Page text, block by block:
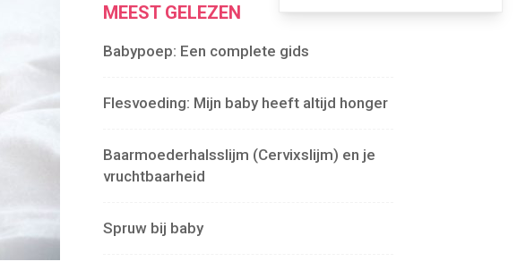
MEEST GELEZEN
Babypoep: Een complete gids
Flesvoeding: Mijn baby heeft altijd honger
Baarmoederhalsslijm (Cervixslijm) en je
vruchtbaarheid
Spruw bij baby